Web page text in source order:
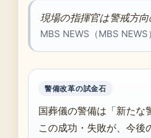
現場の指揮官は警戒方
MBS NEWS（MBS NEWS）
警備改革の試金石
国葬儀の警備は「新たな
この成功・失敗が、今後